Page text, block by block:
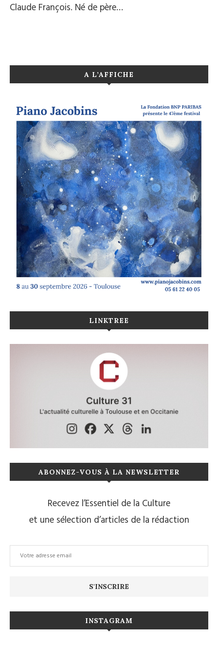
Claude François. Né de père…
A L’AFFICHE
LINKTREE
ABONNEZ-VOUS À LA NEWSLETTER
Recevez l’Essentiel de la Culture
et une sélection d’articles de la rédaction
INSTAGRAM